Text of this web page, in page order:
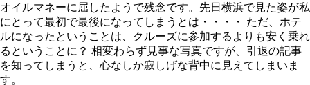
オイルマネーに屈したようで残念です。先日横浜で見た姿が私
にとって最初で最後になってしまうとは・・・・ ただ、ホテ
ルになったということは、クルーズに参加するよりも安く乗れ
るということに？ 相変わらず見事な写真ですが、引退の記事
を知ってしまうと、心なしか寂しげな背中に見えてしまいま
す。